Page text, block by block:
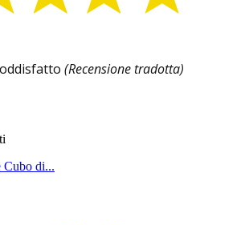
(Recensione tradotta)